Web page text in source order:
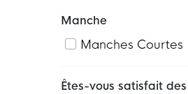
Manche
Manches Courtes
Êtes-vous satisfait